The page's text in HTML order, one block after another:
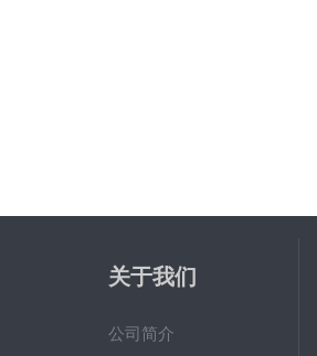
关于我们
公司简介